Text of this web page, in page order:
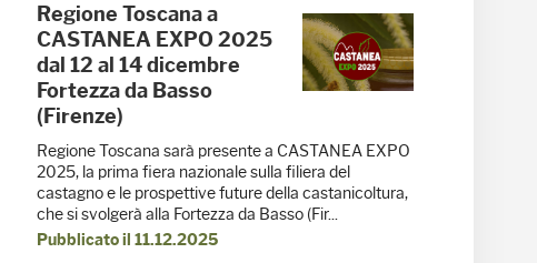
Regione Toscana a
CASTANEA EXPO 2025
dal 12 al 14 dicembre
Fortezza da Basso
(Firenze)
Regione Toscana sarà presente a CASTANEA EXPO
2025, la prima fiera nazionale sulla filiera del
castagno e le prospettive future della castanicoltura,
che si svolgerà alla Fortezza da Basso (Fir...
Pubblicato il 11.12.2025